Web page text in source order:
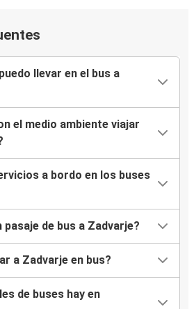
llevar en el bus a
el medio ambiente viajar
a bordo en los buses
de bus a Zadvarje?
a Zadvarje en bus?
de buses hay en